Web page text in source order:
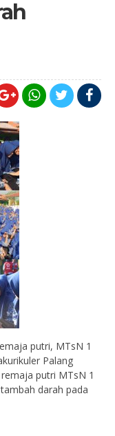
putri, MTsN 1
Palang
putri MTsN 1
darah pada